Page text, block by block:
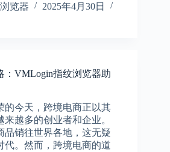
览器
2025年4月30日
：VMLogin指纹浏览器助
的今天，跨境电商正以其
越多的创业者和企业。
品销往世界各地，这无疑
代。然而，跨境电商的道